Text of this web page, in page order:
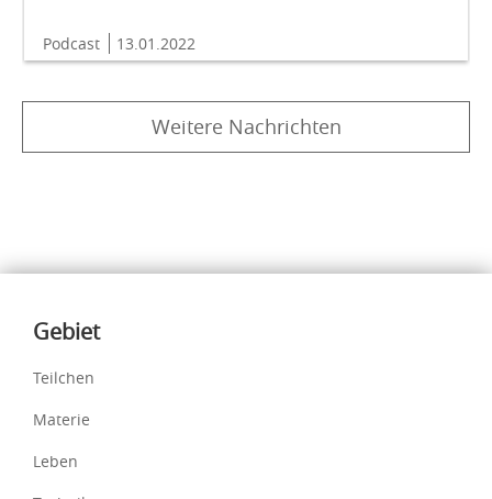
Podcast 13.01.2022
Weitere Nachrichten
Inhalte
Gebiet
Teilchen
Materie
Leben